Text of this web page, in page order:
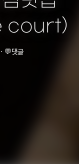
court)
💬댓글